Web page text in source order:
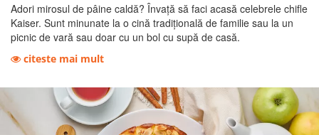
Adori mirosul de pâine caldă? Învață să faci acasă celebrele chifle
Kaiser. Sunt minunate la o cină tradițională de familie sau la un
picnic de vară sau doar cu un bol cu ​​supă de casă.
citeste mai mult